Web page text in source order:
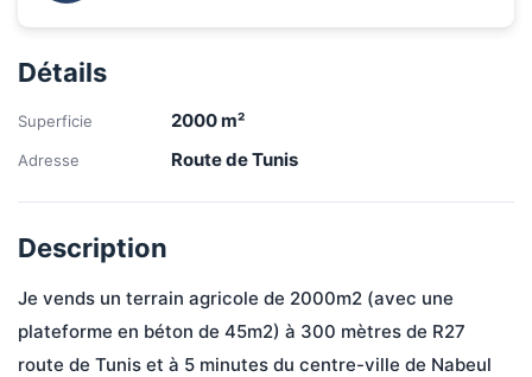
Détails
Superficie 2000m²
Adresse Route de Tunis
Description
Je vends un terrain agricole de 2000m2 (avec une
plateforme en béton de 45m2) à 300 mètres de R27
route de Tunis et à 5 minutes du centre-ville de Nabeul